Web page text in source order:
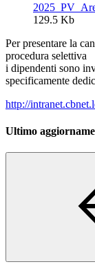
129.5 Kb
Per presentare la
procedura selettiva
i dipendenti sono
specificamente
http://
Ultimo